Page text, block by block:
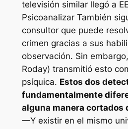
televisión similar llegó a
PsicoanalizarTambién
consultor que puede
crimen gracias a sus
observación. Sin
Roday) transmitió esto
psíquica. Estos dos
fundamentalmente
alguna manera cortados
—Y existir en el mismo